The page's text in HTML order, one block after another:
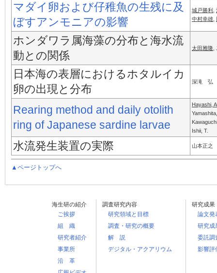
マダイ卵および仔稚魚の生残に及
ぼすアンモニアの影響
城戸勝利
中村幸雄
ホンダワラ属海藻の分布と海水流
動との関係
太田雅隆
日本海の表層におけるホタルイカ
卵の出現と分布
深滝 弘
Rearing method and daily otolith
ring of Japanese sardine larvae
Hayashi,
Ishii, T.
水流発生装置の実際 山本正之
▲ページトップへ
海生研の紹介 調査研究内容
研究成果
ご挨拶
研究領域と目標
論文発
組 織
調査・研究の概要
研究成
研究者紹介
解 説
委託調
事業所
デジタル・アクアリウム
影響評
沿 革